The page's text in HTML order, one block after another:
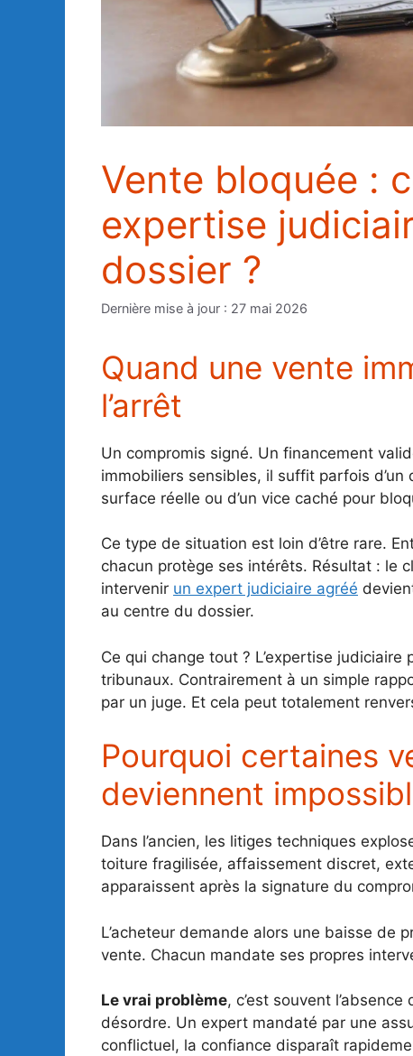
Vente bloquée :
expertise
dossier ?
27 mai 2026
Quand une vente
l’arrêt
Un compromis signé. Un financement
immobiliers sensibles, il suffit parfois
surface réelle ou d’un vice caché pour
Ce type de situation est loin d’être rare.
chacun protège ses intérêts. Résultat : le
intervenir un expert judiciaire agréé
au centre du dossier.
Ce qui change tout ? L’expertise
tribunaux. Contrairement à un simple
par un juge. Et cela peut totalement
Pourquoi certaines
deviennent
Dans l’ancien, les litiges techniques
toiture fragilisée, affaissement discret,
apparaissent après la signature du
L’acheteur demande alors une baisse de
vente. Chacun mandate ses propres
Le vrai problème, c’est souvent
désordre. Un expert mandaté par une
conflictuel, la confiance disparaît